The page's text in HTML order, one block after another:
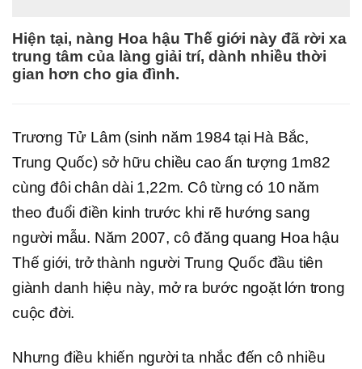
Hiện tại, nàng Hoa hậu Thế giới này đã rời xa
trung tâm của làng giải trí, dành nhiều thời
gian hơn cho gia đình.
Trương Tử Lâm (sinh năm 1984 tại Hà Bắc,
Trung Quốc) sở hữu chiều cao ấn tượng 1m82
cùng đôi chân dài 1,22m. Cô từng có 10 năm
theo đuổi điền kinh trước khi rẽ hướng sang
người mẫu. Năm 2007, cô đăng quang Hoa hậu
Thế giới, trở thành người Trung Quốc đầu tiên
giành danh hiệu này, mở ra bước ngoặt lớn trong
cuộc đời.
Nhưng điều khiến người ta nhắc đến cô nhiều